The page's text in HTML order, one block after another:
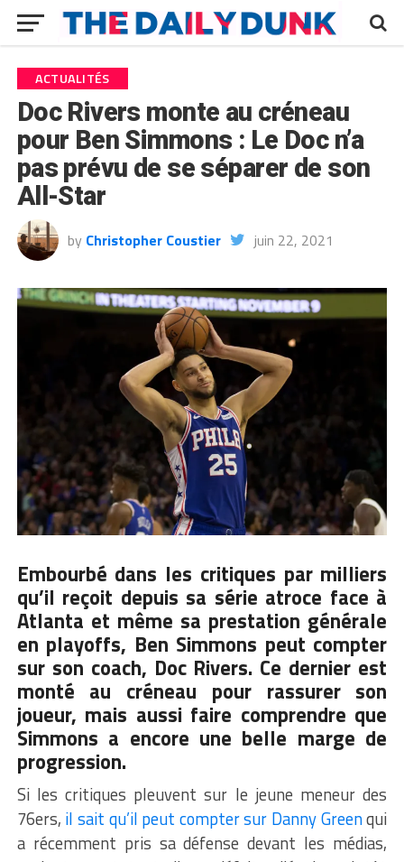
ACTUALITÉS
Doc Rivers monte au créneau
pour Ben Simmons : Le Doc n’a
pas prévu de se séparer de son
All-Star
by Christopher Coustier juin 22, 2021
Embourbé dans les critiques par milliers
qu’il reçoit depuis sa série atroce face à
Atlanta et même sa prestation générale
en playoffs, Ben Simmons peut compter
sur son coach, Doc Rivers. Ce dernier est
monté au créneau pour rassurer son
joueur, mais aussi faire comprendre que
Simmons a encore une belle marge de
progression.
Si les critiques pleuvent sur le jeune meneur des
76ers, il sait qu’il peut compter sur Danny Greenqui
a récemment pris sa défense devant les médias,